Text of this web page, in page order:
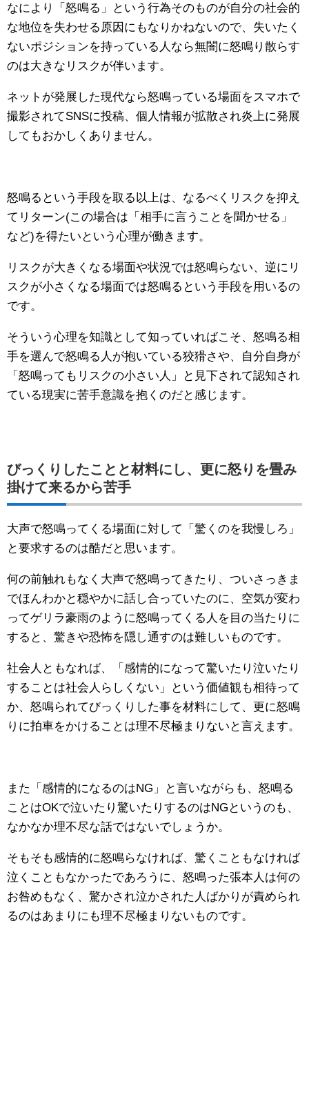
なにより「怒鳴る」という行為そのものが自分の社会的
な地位を失わせる原因にもなりかねないので、失いたく
ないポジションを持っている人なら無闇に怒鳴り散らす
のは大きなリスクが伴います。
ネットが発展した現代なら怒鳴っている場面をスマホで
撮影されてSNSに投稿、個人情報が拡散され炎上に発展
してもおかしくありません。
怒鳴るという手段を取る以上は、なるべくリスクを抑え
てリターン(この場合は「相手に言うことを聞かせる」
など)を得たいという心理が働きます。
リスクが大きくなる場面や状況では怒鳴らない、逆にリ
スクが小さくなる場面では怒鳴るという手段を用いるの
です。
そういう心理を知識として知っていればこそ、怒鳴る相
手を選んで怒鳴る人が抱いている狡猾さや、自分自身が
「怒鳴ってもリスクの小さい人」と見下されて認知され
ている現実に苦手意識を抱くのだと感じます。
びっくりしたことと材料にし、更に怒りを畳み
掛けて来るから苦手
大声で怒鳴ってくる場面に対して「驚くのを我慢しろ」
と要求するのは酷だと思います。
何の前触れもなく大声で怒鳴ってきたり、ついさっきま
でほんわかと穏やかに話し合っていたのに、空気が変わ
ってゲリラ豪雨のように怒鳴ってくる人を目の当たりに
すると、驚きや恐怖を隠し通すのは難しいものです。
社会人ともなれば、「感情的になって驚いたり泣いたり
することは社会人らしくない」という価値観も相待って
か、怒鳴られてびっくりした事を材料にして、更に怒鳴
りに拍車をかけることは理不尽極まりないと言えます。
また「感情的になるのはNG」と言いながらも、怒鳴る
ことはOKで泣いたり驚いたりするのはNGというのも、
なかなか理不尽な話ではないでしょうか。
そもそも感情的に怒鳴らなければ、驚くこともなければ
泣くこともなかったであろうに、怒鳴った張本人は何の
お咎めもなく、驚かされ泣かされた人ばかりが責められ
るのはあまりにも理不尽極まりないものです。